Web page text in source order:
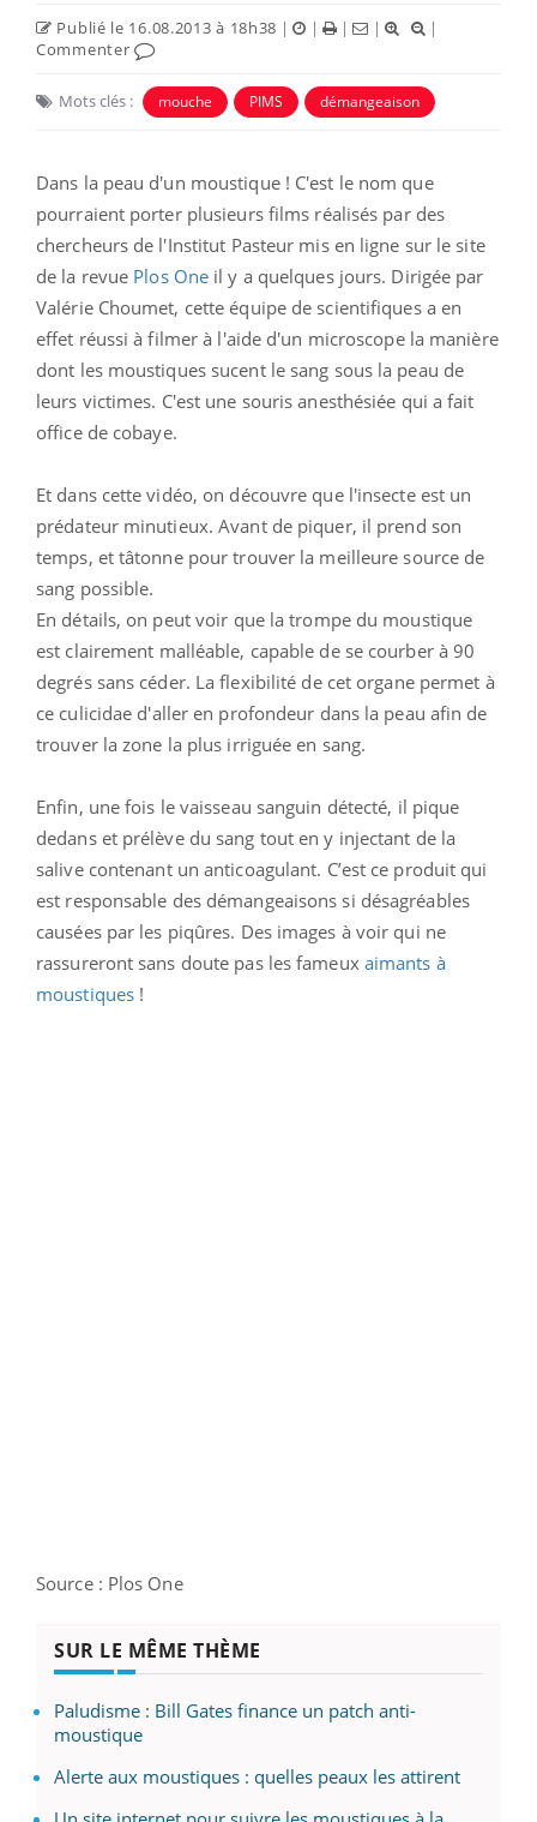
Publié le 16.08.2013 à 18h38 | | | |
|
Commenter
Mots clés : mouche PIMS démangeaison
Dans la peau d'un moustique ! C'est le nom que
pourraient porter plusieurs films réalisés par des
chercheurs de l'Institut Pasteur mis en ligne sur le site
de la revue Plos One il y a quelques jours. Dirigée par
Valérie Choumet, cette équipe de scientifiques a en
effet réussi à filmer à l'aide d'un microscope la manière
dont les moustiques sucent le sang sous la peau de
leurs victimes. C'est une souris anesthésiée qui a fait
office de cobaye.
Et dans cette vidéo, on découvre que l'insecte est un
prédateur minutieux. Avant de piquer, il prend son
temps, et tâtonne pour trouver la meilleure source de
sang possible.
En détails, on peut voir que la trompe du moustique
est clairement malléable, capable de se courber à 90
degrés sans céder. La flexibilité de cet organe permet à
ce culicidae d'aller en profondeur dans la peau afin de
trouver la zone la plus irriguée en sang.
Enfin, une fois le vaisseau sanguin détecté, il pique
dedans et prélève du sang tout en y injectant de la
salive contenant un anticoagulant. C’est ce produit qui
est responsable des démangeaisons si désagréables
causées par les piqûres. Des images à voir qui ne
rassureront sans doute pas les fameux aimants à
moustiques !
Source : Plos One
SUR LE MÊME THÈME
Paludisme : Bill Gates finance un patch anti-
moustique
Alerte aux moustiques : quelles peaux les attirent